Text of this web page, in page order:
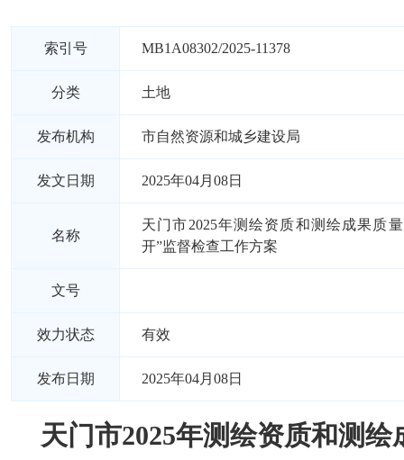
索引号 MB1A08302/2025-11378
分类 土地
发布机构 市自然资源和城乡建设局
发文日期 2025年04月08日
名称
天门市2025年测绘资质和测绘成果质
开”监督检查工作方案
文号
效力状态 有效
发布日期 2025年04月08日
天门市2025年测绘资质和测绘